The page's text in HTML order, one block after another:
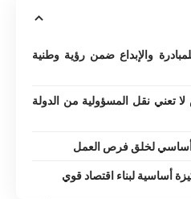
والإبداع ضمن رؤية وطنية
تعني نقل المسؤولية من الدولة
لخلق فرص العمل
أساسية لبناء اقتصاد قوي